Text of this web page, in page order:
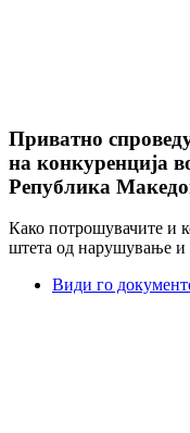
Приватно
на конкуренција
Република
Како потрошувачите и
штета од нарушување и
Види го